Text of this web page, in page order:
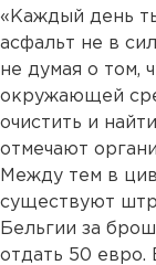
«Каждый день
асфальт не в
не думая о том,
окружающей
очистить и
отмечают
Между тем в
существуют
Бельгии за
отдать 50 евро.